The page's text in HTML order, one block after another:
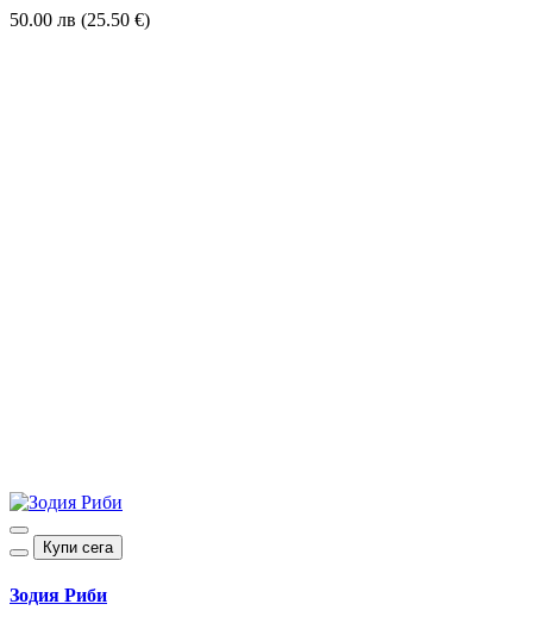
50.00 лв (25.50 €)
Купи сега
Зодия Риби